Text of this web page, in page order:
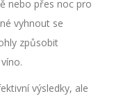
nebo přes noc pro
vyhnout se
způsobit
výsledky, ale